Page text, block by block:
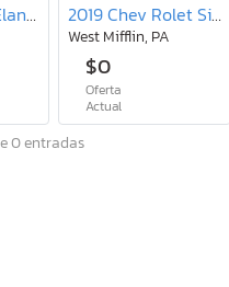
2017 Hyundai Elantra se 2019 Chev Rolet Silverado K2500 Utility / Service Truck
West Mifflin, PA
$0
Oferta
Actual
0 entradas